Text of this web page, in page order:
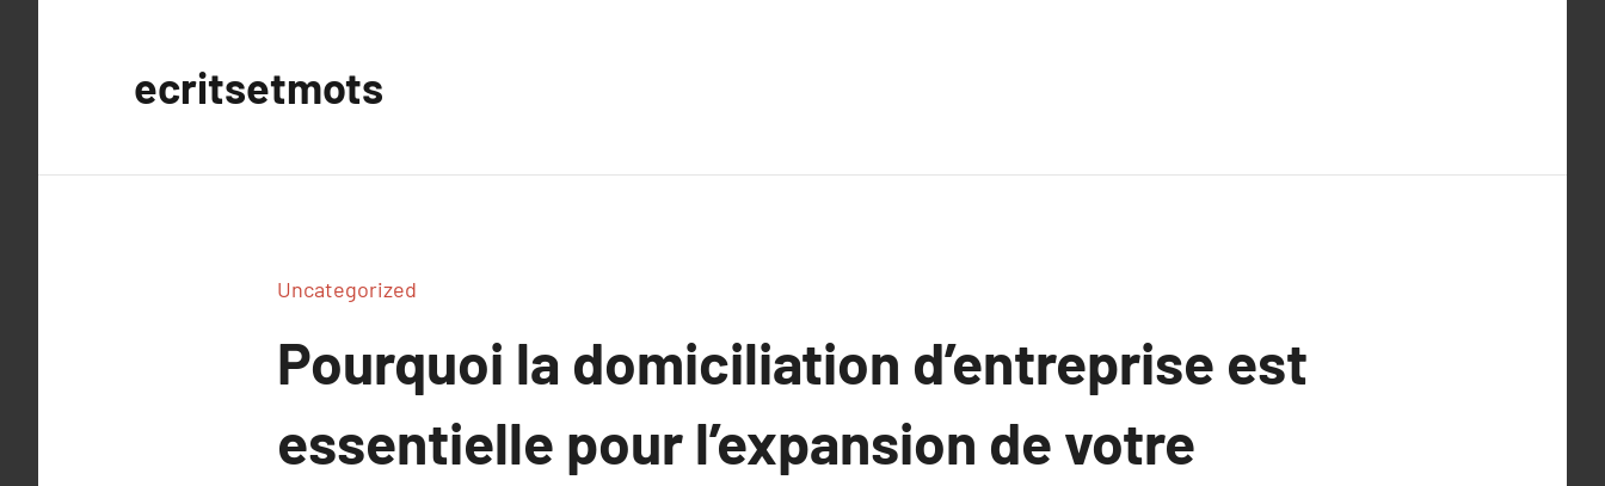
ecritsetmots
Uncategorized
Pourquoi la domiciliation d’entreprise est
essentielle pour l’expansion de votre